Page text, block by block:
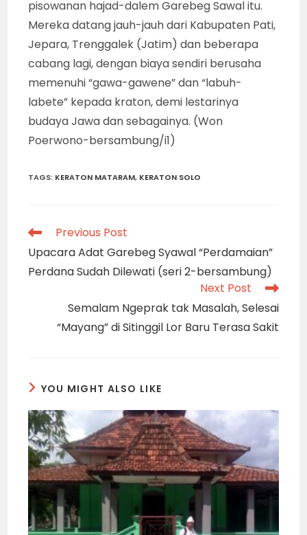
pisowanan hajad-dalem Garebeg Sawal itu.
Mereka datang jauh-jauh dari Kabupaten Pati,
Jepara, Trenggalek (Jatim) dan beberapa
cabang lagi, dengan biaya sendiri berusaha
memenuhi “gawa-gawene” dan “labuh-
labete” kepada kraton, demi lestarinya
budaya Jawa dan sebagainya. (Won
Poerwono-bersambung/i1)
TAGS: KERATON MATARAM, KERATON SOLO
Read
articles
Previous Post
Upacara Adat Garebeg Syawal “Perdamaian”
Perdana Sudah Dilewati (seri 2-bersambung)
Next Post
Semalam Ngeprak tak Masalah, Selesai
“Mayang” di Sitinggil Lor Baru Terasa Sakit
YOU MIGHT ALSO LIKE